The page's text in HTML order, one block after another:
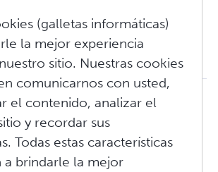
de impresión para la
global
Imprimir
Jun 15, 2026 a 2:06 P. M.
global de Lulu hace que su libro esté
sitios de venta utilizando Amazon e
para la distribución global, su libro debe
Requisitos de distribución
(galletas informáticas)
la mejor experiencia
sitio. Nuestras cookies
comunicarnos con usted,
el contenido, analizar el
y recordar sus
Todas estas características
a brindarle la mejor